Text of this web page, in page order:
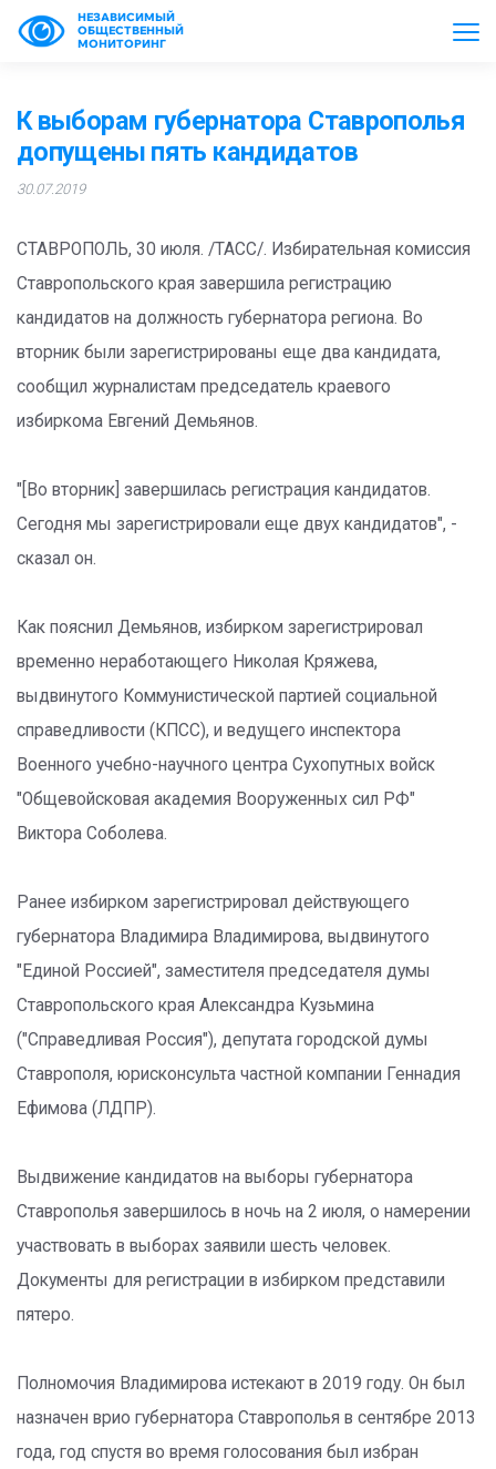
НЕЗАВИСИМЫЙ
ОБЩЕСТВЕННЫЙ
МОНИТОРИНГ
К выборам губернатора Ставрополья
допущены пять кандидатов
30.07.2019
СТАВРОПОЛЬ, 30 июля. /ТАСС/. Избирательная комиссия
Ставропольского края завершила регистрацию
кандидатов на должность губернатора региона. Во
вторник были зарегистрированы еще два кандидата,
сообщил журналистам председатель краевого
избиркома Евгений Демьянов.
"[Во вторник] завершилась регистрация кандидатов.
Сегодня мы зарегистрировали еще двух кандидатов", -
сказал он.
Как пояснил Демьянов, избирком зарегистрировал
временно неработающего Николая Кряжева,
выдвинутого Коммунистической партией социальной
справедливости (КПСС), и ведущего инспектора
Военного учебно-научного центра Сухопутных войск
"Общевойсковая академия Вооруженных сил РФ"
Виктора Соболева.
Ранее избирком зарегистрировал действующего
губернатора Владимира Владимирова, выдвинутого
"Единой Россией", заместителя председателя думы
Ставропольского края Александра Кузьмина
("Справедливая Россия"), депутата городской думы
Ставрополя, юрисконсульта частной компании Геннадия
Ефимова (ЛДПР).
Выдвижение кандидатов на выборы губернатора
Ставрополья завершилось в ночь на 2 июля, о намерении
участвовать в выборах заявили шесть человек.
Документы для регистрации в избирком представили
пятеро.
Полномочия Владимирова истекают в 2019 году. Он был
назначен врио губернатора Ставрополья в сентябре 2013
года, год спустя во время голосования был избран